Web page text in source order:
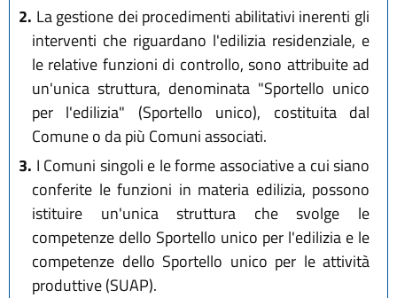
2. La gestione dei procedimenti abilitativi inerenti gli
interventi che riguardano l'edilizia residenziale, e
le relative funzioni di controllo, sono attribuite ad
un'unica struttura, denominata "Sportello unico
per l'edilizia" (Sportello unico), costituita dal
Comune o da più Comuni associati.
3. I Comuni singoli e le forme associative a cui siano
conferite le funzioni in materia edilizia, possono
istituire un'unica struttura che svolge le
competenze dello Sportello unico per l'edilizia e le
competenze dello Sportello unico per le attività
produttive (SUAP).